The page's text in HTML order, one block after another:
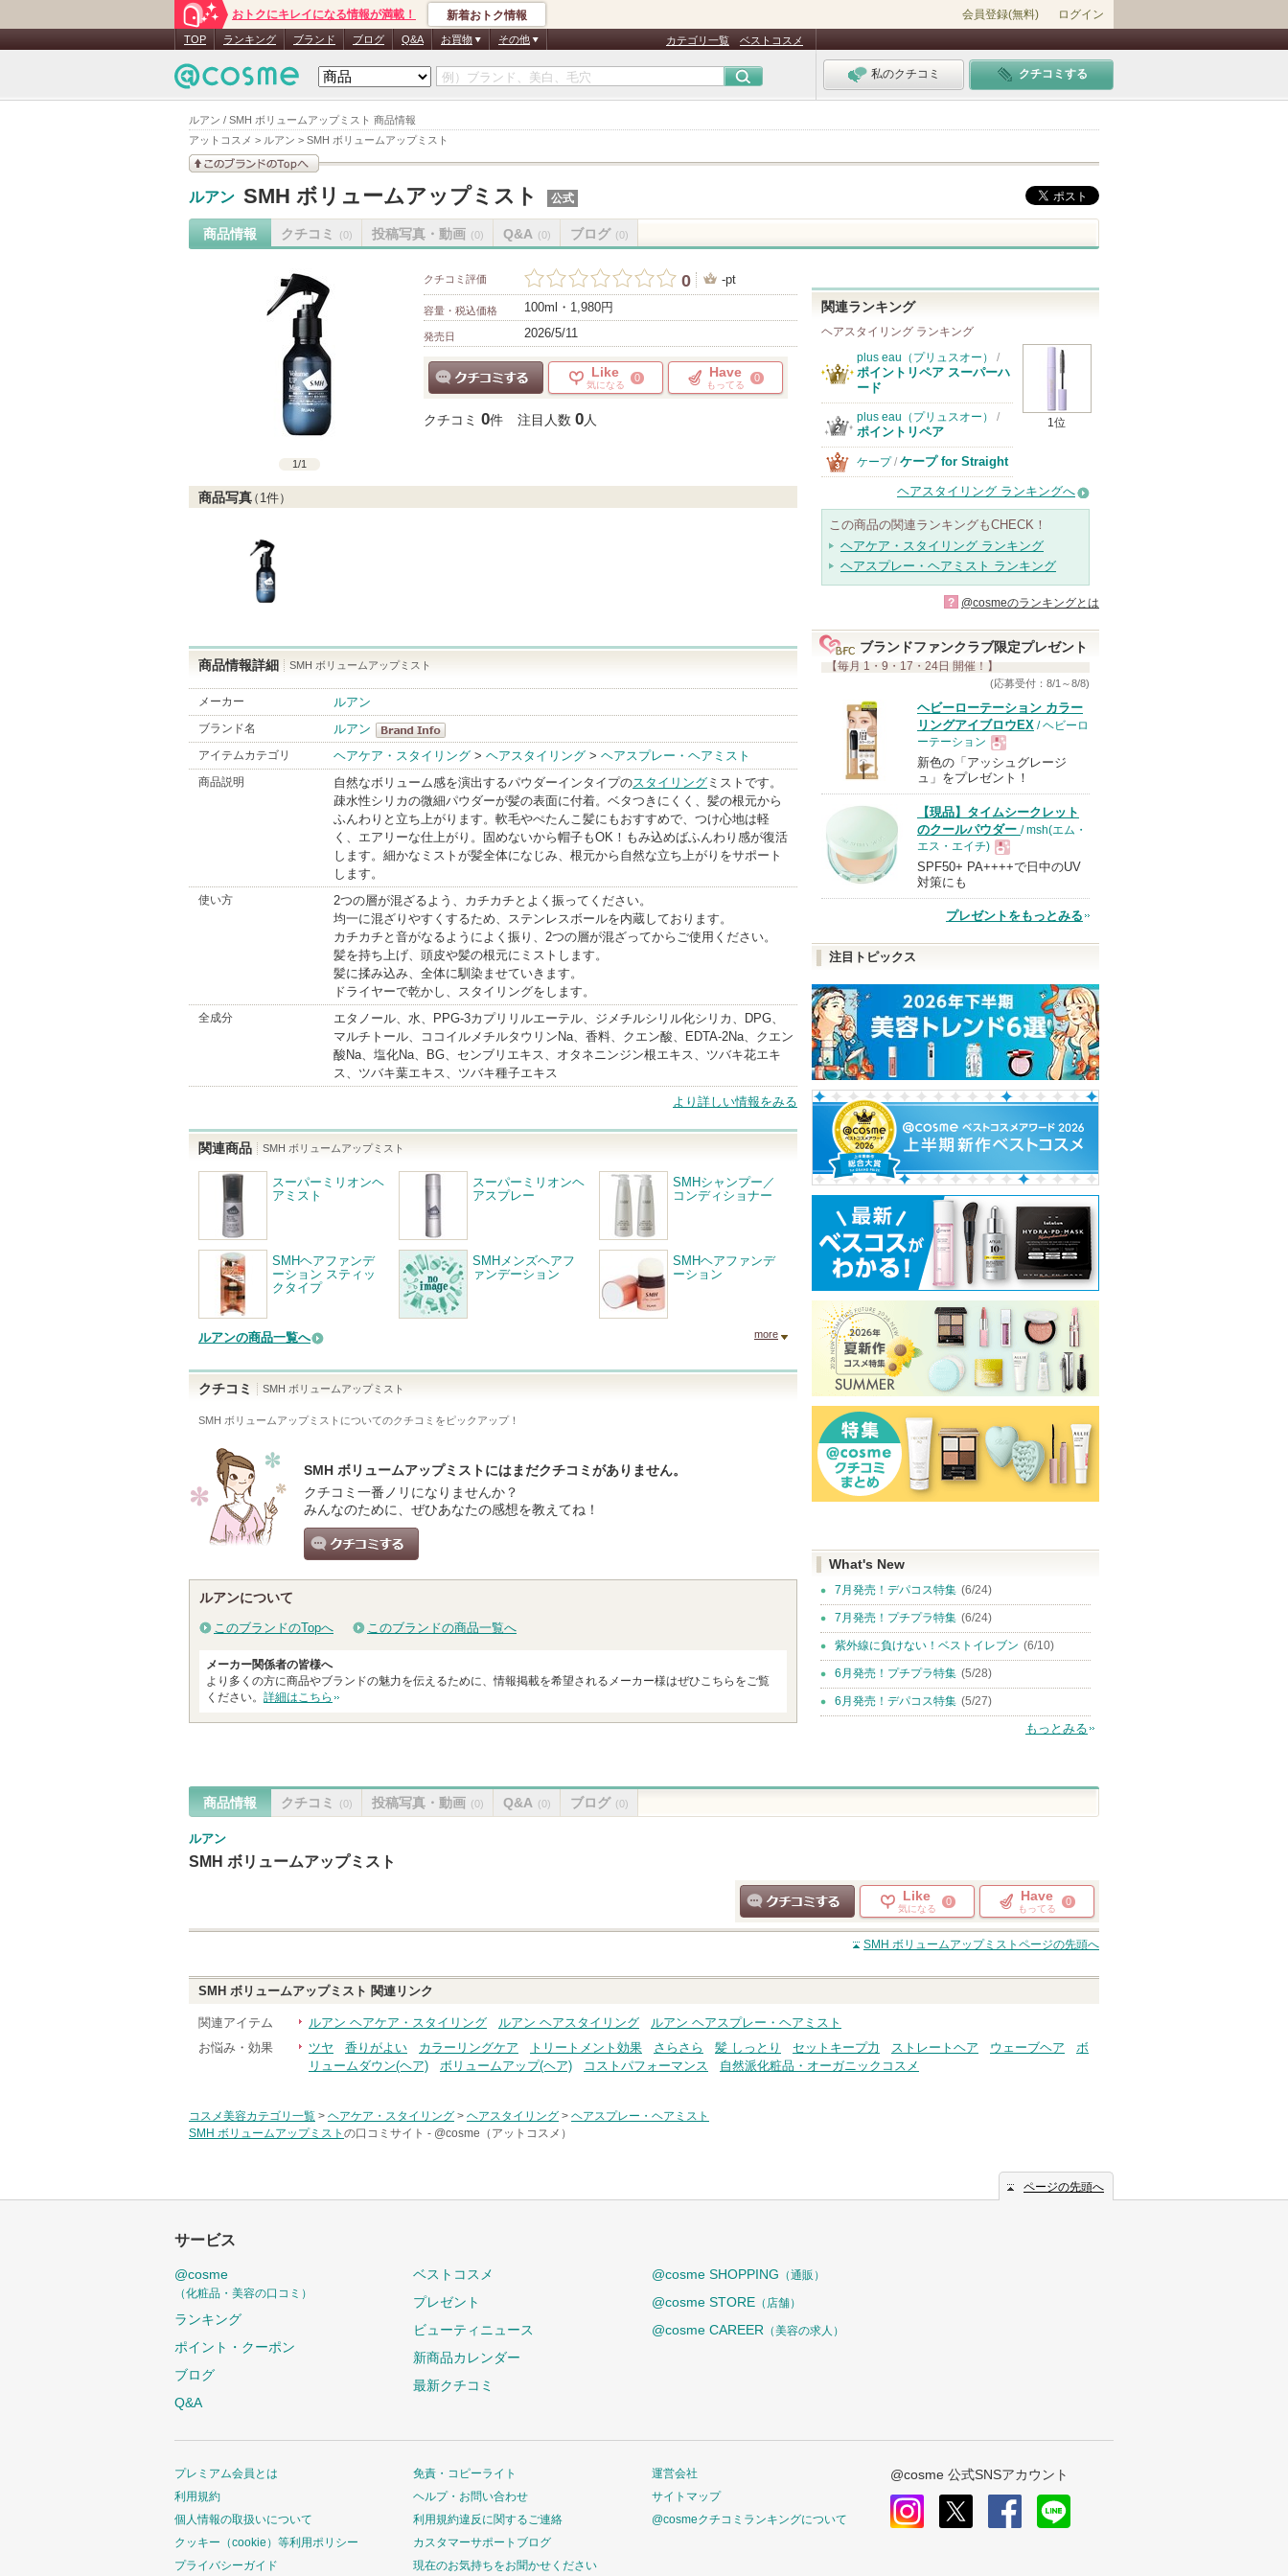
ルアン / SMH ボリュームアップミスト 商品情報
アットコスメ > ルアン > SMH ボリュームアップミスト
おトクにキレイになる情報が満載！ 新着おトク情報 会員登録(無料) ログイン
TOP ランキング ブランド ブログ Q&A お買物 その他 カテゴリ一覧 ベストコスメ
私のクチコミ クチコミする
このブランドの情報を
ルアン SMH ボリュームアップミスト 公式
商品情報 クチコミ (0) 投稿写真・動画 (0) Q&A (0) ブログ (0)
1/1
クチコミ評価 0 -pt
容量・税込価格 100ml・1,980円
発売日 2026/5/11
Like
気になる
0 Have
もってる
0
クチコミ 0件 注目人数 0人
商品写真（ 1件）
商品情報詳細 SMH ボリュームアップミスト
メーカー ルアン
ブランド名
ルアン
ルアン
BrandInfo
アイテムカテゴリ ヘアケア・スタイリング > ヘアスタイリング > ヘアスプレー・ヘアミスト
商品説明 自然なボリューム感を演出するパウダーインタイプのスタイリング ミストです。
疎水性シリカの微細パウダーが髪の表面に付着。ベタつきにくく、髪の根元から
ふんわりと立ち上がります。軟毛やぺたんこ髪にもおすすめで、つけ心地は軽
く、エアリーな仕上がり。固めないから帽子もOK！もみ込めばふんわり感が復活
します。細かなミストが髪全体になじみ、根元から自然な立ち上がりをサポート
します。
使い方
2つの層が混ざるよう、カチカチとよく振ってください。
均一に混ざりやすくするため、ステンレスボールを内蔵しております。
カチカチと音がなるようによく振り、2つの層が混ざってからご使用ください。
髪を持ち上げ、頭皮や髪の根元にミストします。
髪に揉み込み、全体に馴染ませていきます。
ドライヤーで乾かし、スタイリングをします。
全成分
エタノール、水、PPG-3カプリリルエーテル、ジメチルシリル化シリカ、DPG、
マルチトール、ココイルメチルタウリンNa、香料、クエン酸、EDTA-2Na、クエン
酸Na、塩化Na、BG、センブリエキス、オタネニンジン根エキス、ツバキ花エキ
ス、ツバキ葉エキス、ツバキ種子エキス
より詳しい情報をみる
関連商品 SMH ボリュームアップミスト
スーパーミリオンヘ
アミスト
スーパーミリオンヘ
アスプレー
SMHシャンプー／
コンディショナー
SMHヘアファンデ
ーション スティッ
クタイプ
SMHメンズヘアフ
ァンデーション
SMHヘアファンデ
ーション
ルアンの商品一覧へ more
クチコミ SMH ボリュームアップミスト
SMH ボリュームアップミスト についてのクチコミをピックアップ！
SMH ボリュームアップミストにはまだクチコミがありません。
クチコミ一番ノリになりませんか？
みんなのために、ぜひあなたの感想を教えてね！
ルアンについて
このブランドのTopへ このブランドの商品一覧へ
メーカー関係者の皆様へ
より多くの方に商品やブランドの魅力を伝えるために、情報掲載を希望されるメーカー様はぜひこちらをご覧
ください。 詳細はこちら
関連ランキング
ヘアスタイリング ランキング
1位
plus eau（プリュスオー） /
ポイントリペア スーパーハ
ード
plus eau（プリュスオー） /
ポイントリペア
ケープ/ ケープ for Straight
ヘアスタイリング ランキングへ
この商品の関連ランキングもCHECK！
ヘアケア・スタイリング ランキング
ヘアスプレー・ヘアミスト ランキング
? @cosmeのランキングとは
ブランドファンクラブ限定プレゼント
【毎月 1・9・17・24日 開催！】
(応募受付：8/1～8/8)
ヘビーローテーション カラー
リングアイブロウEX / ヘビーロ
ーテーション
現
品
新色の「アッシュグレージ
ュ」をプレゼント！
【現品】タイムシークレット
のクールパウダー / msh(エム・
エス・エイチ)
現
品
SPF50+ PA++++で日中のUV
対策にも
プレゼントをもっとみる
注目トピックス
What's New
7月発売！デパコス特集 (6/24)
7月発売！プチプラ特集 (6/24)
紫外線に負けない！ベストイレブン (6/10)
6月発売！プチプラ特集 (5/28)
6月発売！デパコス特集 (5/27)
もっとみる
商品情報 クチコミ (0) 投稿写真・動画 (0) Q&A (0) ブログ (0)
ルアン
SMH ボリュームアップミスト
クチコミする
Like
気になる
0 Have
もってる
0
SMH ボリュームアップミスト ページの先頭へ
SMH ボリュームアップミスト 関連リンク
関連アイテム ルアン ヘアケア・スタイリング ルアン ヘアスタイリング
ルアン ヘアスプレー・ヘアミスト
お悩み・効果
ツヤ 香りがよい カラーリングケア トリートメント効果 さらさら 髪 しっとり セットキープ力 ストレートヘア ウェーブヘア
ボ
リュームダウン(ヘア)
ボリュームアップ(ヘア) コストパフォーマンス 自然派化粧品・オーガニックコスメ
コスメ美容カテゴリ一覧 > ヘアケア・スタイリング > ヘアスタイリング > ヘアスプレー・ヘアミスト
SMH ボリュームアップミスト の口コミサイト - @cosme（アットコスメ）
ページの先頭へ
サービス
@cosme
（化粧品・美容の口コミ）
ランキング
ポイント・クーポン
ブログ
Q&A
ベストコスメ
プレゼント
ビューティニュース
新商品カレンダー
最新クチコミ
@cosme SHOPPING （通販）
@cosme STORE （店舗）
@cosme CAREER （美容の求人）
プレミアム会員とは
利用規約
個人情報の取扱いについて
クッキー（cookie）等利用ポリシー
プライバシーガイド
免責・コピーライト
ヘルプ・お問い合わせ
利用規約違反に関するご連絡
カスタマーサポートブログ
現在のお気持ちをお聞かせください
運営会社
サイトマップ
@cosmeクチコミランキングについて
@cosme 公式SNSアカウント